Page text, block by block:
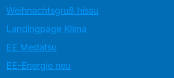
Weihnachtsgruß hissu
Landingpage Klima
EE Medatsu
EE-Energie neu